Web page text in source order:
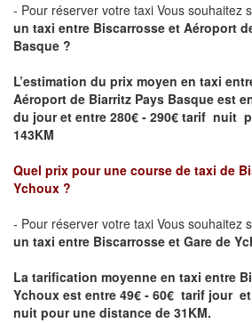
- Pour réserver votre taxi Vous souhaitez
un taxi entre Biscarrosse et Aéroport
Basque ?
L’estimation du prix moyen en taxi
Aéroport de Biarritz Pays Basque est
du jour et entre 280€ - 290€ tarif nuit
143KM
Quel prix pour une course de taxi de
Ychoux ?
- Pour réserver votre taxi Vous souhaitez
un taxi entre Biscarrosse et Gare de
La tarification moyenne en taxi entre
Ychoux est entre 49€ - 60€ tarif jour
nuit pour une distance de 31KM.